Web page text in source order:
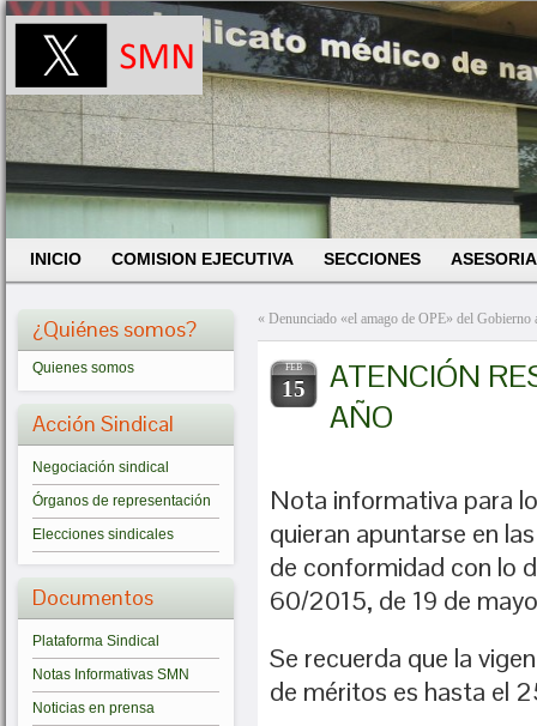
INICIO COMISION EJECUTIVA SECCIONES
¿Quiénes somos?
Quienes somos
Acción Sindical
Negociación sindical
Órganos de representación
Elecciones sindicales
Documentos
Plataforma Sindical
Notas Informativas SMN
Noticias en prensa
« Denunciado «el amago de OPE» del Gobierno
FEB
15
ATENCIÓN
AÑO
Nota informativa para
quieran apuntarse en
de conformidad con lo
60/2015, de 19 de
Se recuerda que la
de méritos es hasta el